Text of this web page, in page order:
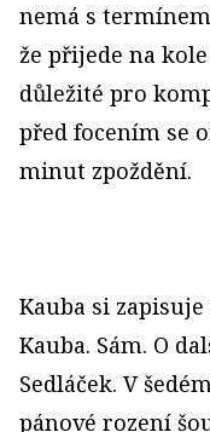
nemá s
že přijede na
důležité pro
před focením se
minut zpoždění.
Kauba si
Kauba. Sám. O
Sedláček. V
pánové rození